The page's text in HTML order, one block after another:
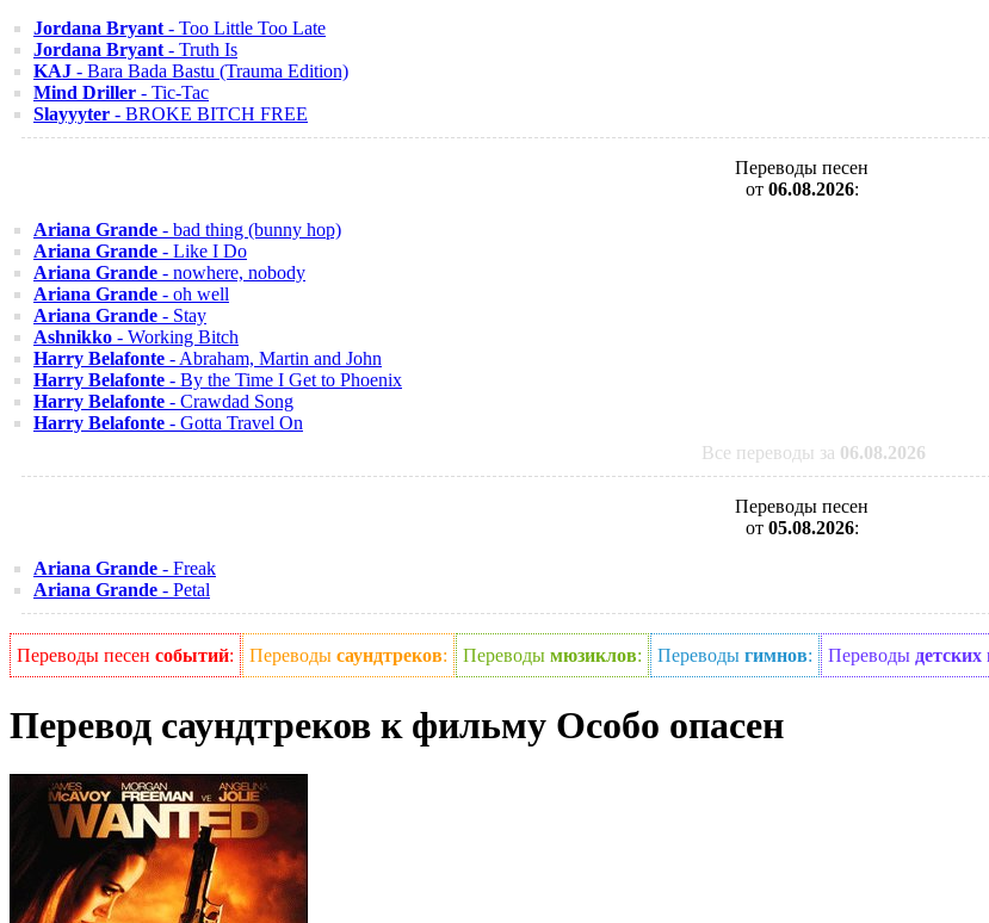
Jordana Bryant - Too Little Too Late
Jordana Bryant - Truth Is
KAJ - Bara Bada Bastu (Trauma Edition)
Mind Driller - Tic-Tac
Slayyyter - BROKE BITCH FREE
Переводы песен
от 06.08.2026:
Ariana Grande - bad thing (bunny hop)
Ariana Grande - Like I Do
Ariana Grande - nowhere, nobody
Ariana Grande - oh well
Ariana Grande - Stay
Ashnikko - Working Bitch
Harry Belafonte - Abraham, Martin and John
Harry Belafonte - By the Time I Get to Phoenix
Harry Belafonte - Crawdad Song
Harry Belafonte - Gotta Travel On
Все переводы за 06.08.2026
Переводы песен
от 05.08.2026:
Ariana Grande - Freak
Ariana Grande - Petal
Переводы песен событий: Переводы саундтреков: Переводы мюзиклов: Переводы гимнов: Переводы
Перевод саундтреков к фильму Особо опасен